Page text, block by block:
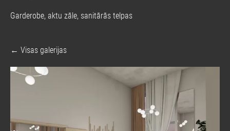
Garderobe, aktu zāle, sanitārās telpas
Visas galerijas